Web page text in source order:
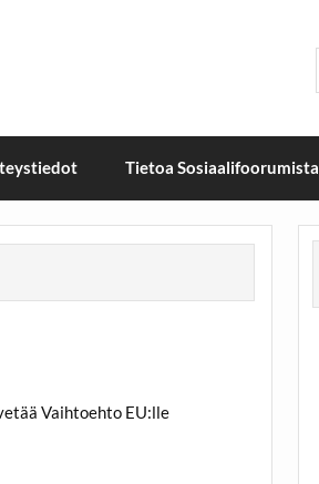
Tietoa Sosiaalifoorumista
Vaihtoehto EU:lle